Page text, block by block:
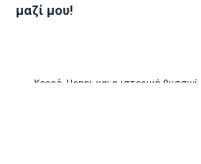
μαζί μου!
Κορεό, Henry, και η ιστορική